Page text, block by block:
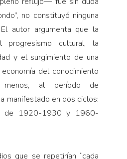
no constituyó ninguna
autor argumenta que la
progresismo cultural, la
y el surgimiento de una
del conocimiento
al período de
manifestado en dos ciclos:
de 1920-1930 y 1960-
que se repetirían “cada